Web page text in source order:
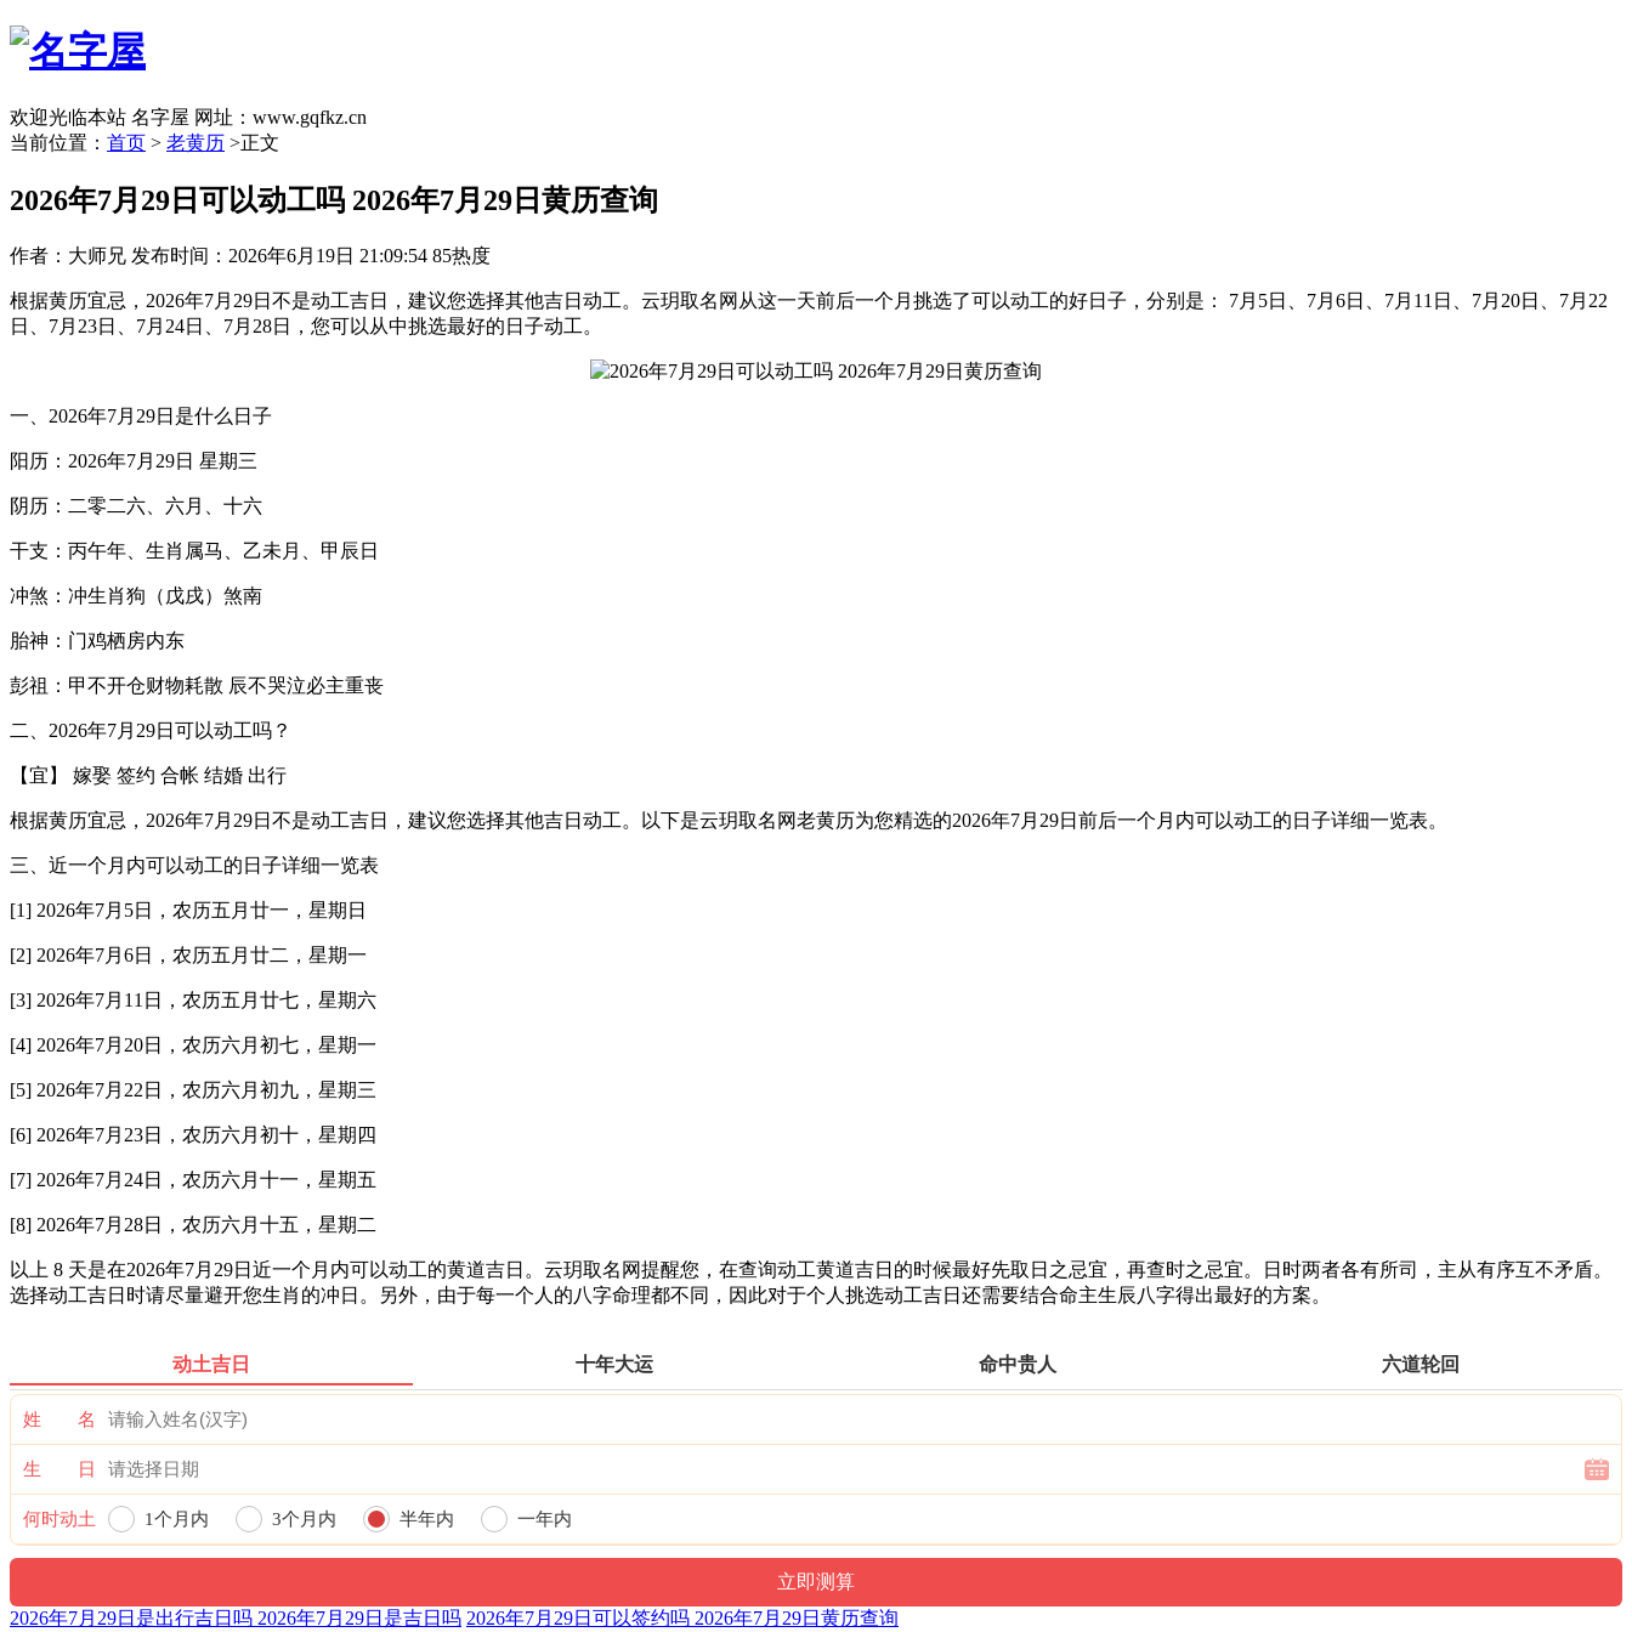
欢迎光临本站 名字屋 网址：www.gqfkz.cn
当前位置： 首页 > 老黄历 >正文
2026年7月29日可以动工吗 2026年7月29日黄历查询
作者：大师兄 发布时间：2026年6月19日 21:09:54 85热度
根据黄历宜忌，2026年7月29日不是动工吉日，建议您选择其他吉日动工。云玥取名网从这一天前后一个月挑选了可以动工的好日子，分别是： 7月5日、7月6日、7月11日、7月20日、7月22
日、7月23日、7月24日、7月28日，您可以从中挑选最好的日子动工。
一、2026年7月29日是什么日子
阳历：2026年7月29日 星期三
阴历：二零二六、六月、十六
干支：丙午年、生肖属马、乙未月、甲辰日
冲煞：冲生肖狗（戊戌）煞南
胎神：门鸡栖房内东
彭祖：甲不开仓财物耗散 辰不哭泣必主重丧
二、2026年7月29日可以动工吗？
【宜】 嫁娶 签约 合帐 结婚 出行
根据黄历宜忌，2026年7月29日不是动工吉日，建议您选择其他吉日动工。以下是云玥取名网老黄历为您精选的2026年7月29日前后一个月内可以动工的日子详细一览表。
三、近一个月内可以动工的日子详细一览表
[1] 2026年7月5日，农历五月廿一，星期日
[2] 2026年7月6日，农历五月廿二，星期一
[3] 2026年7月11日，农历五月廿七，星期六
[4] 2026年7月20日，农历六月初七，星期一
[5] 2026年7月22日，农历六月初九，星期三
[6] 2026年7月23日，农历六月初十，星期四
[7] 2026年7月24日，农历六月十一，星期五
[8] 2026年7月28日，农历六月十五，星期二
以上 8 天是在2026年7月29日近一个月内可以动工的黄道吉日。云玥取名网提醒您，在查询动工黄道吉日的时候最好先取日之忌宜，再查时之忌宜。日时两者各有所司，主从有序互不矛盾。
选择动工吉日时请尽量避开您生肖的冲日。另外，由于每一个人的八字命理都不同，因此对于个人挑选动工吉日还需要结合命主生辰八字得出最好的方案。
动土吉日 十年大运 命中贵人 六道轮回
姓 名
生 日
何时动土 1个月内 3个月内 半年内 一年内
2026年7月29日是出行吉日吗 2026年7月29日是吉日吗 2026年7月29日可以签约吗 2026年7月29日黄历查询